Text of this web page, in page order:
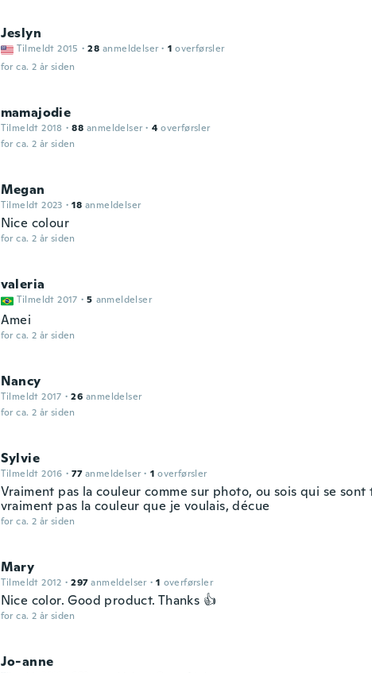
Jeslyn
Tilmeldt 2015 · 28 anmeldelser · 1 overførsler
for ca. 2 år siden
mamajodie
Tilmeldt 2018 · 88 anmeldelser · 4 overførsler
for ca. 2 år siden
Megan
Tilmeldt 2023 · 18 anmeldelser
Nice colour
for ca. 2 år siden
valeria
Tilmeldt 2017 · 5 anmeldelser
Amei
for ca. 2 år siden
Nancy
Tilmeldt 2017 · 26 anmeldelser
for ca. 2 år siden
Sylvie
Tilmeldt 2016 · 77 anmeldelser · 1 overførsler
Vraiment pas la couleur comme sur photo, ou sois qui se sont
vraiment pas la couleur que je voulais, décue
for ca. 2 år siden
Mary
Tilmeldt 2012 · 297 anmeldelser · 1 overførsler
Nice color. Good product. Thanks 👍
for ca. 2 år siden
Jo-anne